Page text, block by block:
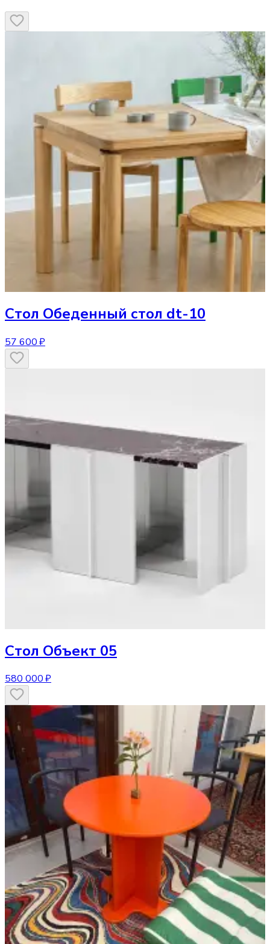
Стол Обеденный стол dt-10
57 600 ₽
Стол Объект 05
580 000 ₽